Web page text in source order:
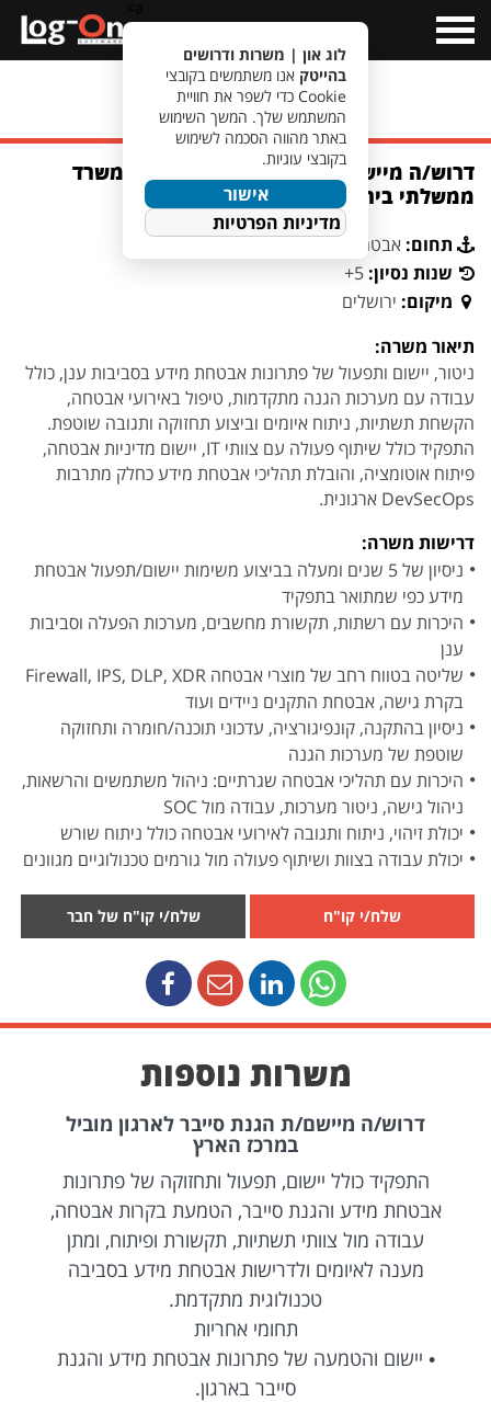
Menu
מעבר לחיפוש משרות
דרוש/ה מיישמ/ת אבטחת מידע וסייבר למשרד
ממשלתי בירושלים
תחום: אבטחת מידע וסייבר
שנות נסיון: 5+
מיקום: ירושלים
תיאור משרה:
ניטור, יישום ותפעול של פתרונות אבטחת מידע בסביבות ענן, כולל
עבודה עם מערכות הגנה מתקדמות, טיפול באירועי אבטחה,
הקשחת תשתיות, ניתוח איומים וביצוע תחזוקה ותגובה שוטפת.
התפקיד כולל שיתוף פעולה עם צוותי IT, יישום מדיניות אבטחה,
פיתוח אוטומציה, והובלת תהליכי אבטחת מידע כחלק מתרבות
DevSecOps ארגונית.
דרישות משרה:
ניסיון של 5 שנים ומעלה בביצוע משימות יישום/תפעול אבטחת
מידע כפי שמתואר בתפקיד
היכרות עם רשתות, תקשורת מחשבים, מערכות הפעלה וסביבות
ענן
שליטה בטווח רחב של מוצרי אבטחה Firewall, IPS, DLP, XDR
בקרת גישה, אבטחת התקנים ניידים ועוד
ניסיון בהתקנה, קונפיגורציה, עדכוני תוכנה/חומרה ותחזוקה
שוטפת של מערכות הגנה
היכרות עם תהליכי אבטחה שגרתיים: ניהול משתמשים והרשאות,
ניהול גישה, ניטור מערכות, עבודה מול SOC
יכולת זיהוי, ניתוח ותגובה לאירועי אבטחה כולל ניתוח שורש
יכולת עבודה בצוות ושיתוף פעולה מול גורמים טכנולוגיים מגוונים
שלח/י קו"ח שלח/י קו"ח של חבר
משרות נוספות
דרוש/ה מיישם/ת הגנת סייבר לארגון מוביל
במרכז הארץ
התפקיד כולל יישום, תפעול ותחזוקה של פתרונות
אבטחת מידע והגנת סייבר, הטמעת בקרות אבטחה,
עבודה מול צוותי תשתיות, תקשורת ופיתוח, ומתן
מענה לאיומים ולדרישות אבטחת מידע בסביבה
טכנולוגית מתקדמת.
תחומי אחריות
• יישום והטמעה של פתרונות אבטחת מידע והגנת
סייבר בארגון.
לוג און | משרות ודרושים
בהייטק אנו משתמשים בקובצי
Cookie כדי לשפר את חוויית
המשתמש שלך. המשך השימוש
באתר מהווה הסכמה לשימוש
בקובצי עוגיות.
אישור
מדיניות הפרטיות